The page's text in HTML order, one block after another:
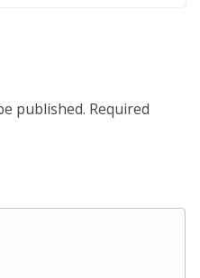
published. Required